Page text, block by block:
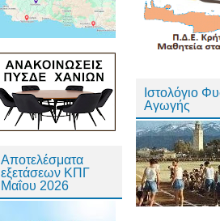
Αποτελέσματα
εξετάσεων ΚΠΓ
Μαΐου 2026
Ιστολόγιο
Αγωγής